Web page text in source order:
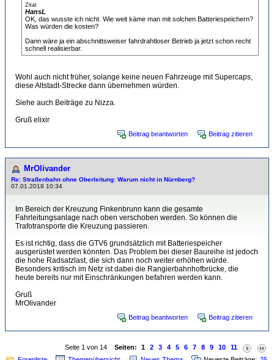
Zitat
HansL
OK, das wusste ich nicht. Wie weit käme man mit solchen Batteriespeichern?
Was würden die kosten?
Dann wäre ja ein abschnittsweiser fahrdrahtloser Betrieb ja jetzt schon recht
schnell realisierbar.
Wohl auch nicht früher, solange keine neuen Fahrzeuge mit Supercaps,
diese Altstadt-Strecke dann übernehmen würden.
Siehe auch Beiträge zu Nizza.
Gruß elixir
Beitrag beantworten Beitrag zitieren
MrOlivander
Re: Straßenbahn ohne Oberleitung: Warum nicht in Nürnberg?
07.01.2018 10:34
Im Bereich der Kreuzung Finkenbrunn kann die gesamte
Fahrleitungsanlage nach oben verschoben werden. So können die
Trafotransporte die Kreuzung passieren.
Es ist richtig, dass die GTV6 grundsätzlich mit Batteriespeicher
ausgerüstet werden könnten. Das Problem bei dieser Baureihe ist jedoch
die hohe Radsatzlast, die sich dann noch weiter erhöhen würde.
Besonders kritisch im Netz ist dabei die Rangierbahnhofbrücke, die
heute bereits nur mit Einschränkungen befahren werden kann.
Gruß
MrOlivander
Beitrag beantworten Beitrag zitieren
Seite 1 von 14 Seiten: 1 2 3 4 5 6 7 8 9 10
11